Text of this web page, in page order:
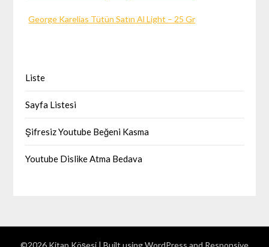
George Karelias Tütün Satın Al Light – 25 Gr
Liste
Sayfa Listesi
Şifresiz Youtube Beğeni Kasma
Youtube Dislike Atma Bedava
©2026 Kitap Köşesi | Built using WordPress and Responsive